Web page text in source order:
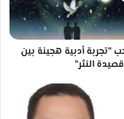
"تجربة أدبية هجينة بين
النثر"